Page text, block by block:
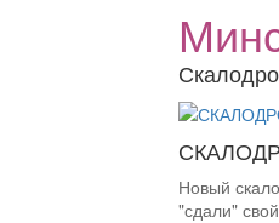
Новый
"сдали"